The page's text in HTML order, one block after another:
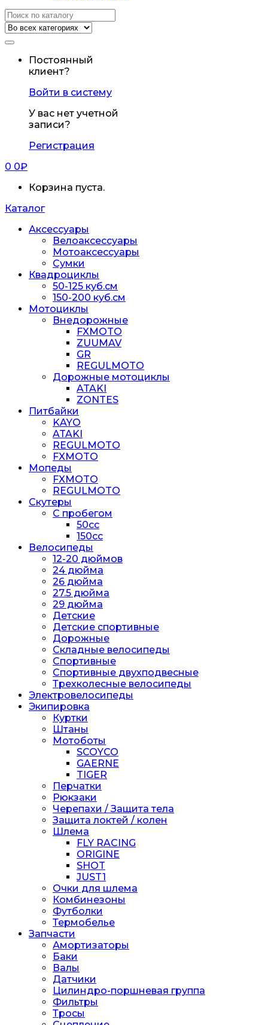
Искать:
Постоянный
клиент?
Войти в систему
У вас нет учетной
записи?
Регистрация
0 0₽
Корзина пуста.
Каталог
Аксессуары
Велоаксессуары
Мотоаксессуары
Сумки
Квадроциклы
50-125 куб.см
150-200 куб.см
Мотоциклы
Внедорожные
FXMOTO
ZUUMAV
GR
REGULMOTO
Дорожные мотоциклы
ATAKI
ZONTES
Питбайки
KAYO
ATAKI
REGULMOTO
FXMOTO
Мопеды
FXMOTO
REGULMOTO
Скутеры
С пробегом
50cc
150cc
Велосипеды
12-20 дюймов
24 дюйма
26 дюйма
27.5 дюйма
29 дюйма
Детские
Детские спортивные
Дорожные
Складные велосипеды
Спортивные
Спортивные двухподвесные
Трехколесные велосипеды
Электровелосипеды
Экипировка
Куртки
Штаны
Мотоботы
SCOYCO
GAERNE
TIGER
Перчатки
Рюкзаки
Черепахи / Защита тела
Защита локтей / колен
Шлема
FLY RACING
ORIGINE
SHOT
JUST1
Очки для шлема
Комбинезоны
Футболки
Термобелье
Запчасти
Амортизаторы
Баки
Валы
Датчики
Цилиндро-поршневая группа
Фильтры
Тросы